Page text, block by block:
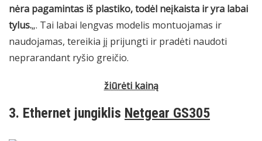
nėra pagamintas iš plastiko, todėl neįkaista ir yra labai
tylus.„. Tai labai lengvas modelis montuojamas ir
naudojamas, tereikia jį prijungti ir pradėti naudoti
neprarandant ryšio greičio.
žiūrėti kainą
3. Ethernet jungiklis Netgear GS305